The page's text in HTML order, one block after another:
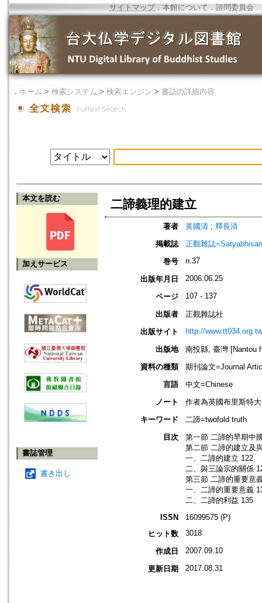
サイトマップ．本館について ． 諮問委員会 ．
． ホーム > 検索システム > 検索エンジン > 書誌の詳細内容
本文を読む
加えサービス
書誌管理
書き出し
二諦義理的建立
著者 黃國清 ; 釋長清
掲載誌
正觀雜誌
巻号
n.37
出版年月日 2006.06.25
ページ 107 - 137
出版者
正觀雜誌社
出版サイト
http://
出版地
南投縣, 臺灣 [Nantou
資料の種類
期刊論文=Journal
言語
中文=Chinese
ノート
作者為英國布里斯特
キーワード
二諦=twofold truth
目次
第一節 二諦的早期中
第二節 二諦的建立及
一、二諦的建立 122
二、與三論宗的關係
第三節 二諦的重要意
一、二諦的重要意義
二、二諦的利益 135
ISSN
16099575 (P)
ヒット数
3018
作成日 2007.09.10
更新日期 2017.08.31